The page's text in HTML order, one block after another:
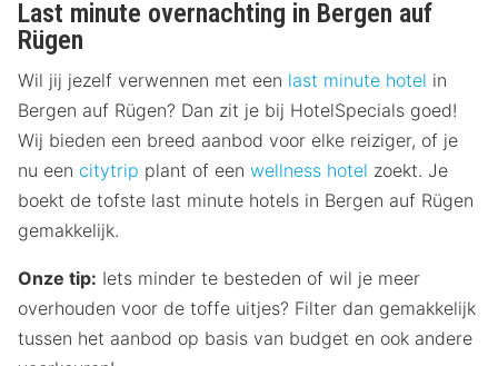
Last minute overnachting in Bergen auf
Rügen
Wil jij jezelf verwennen met een last minute hotel in
Bergen auf Rügen? Dan zit je bij HotelSpecials goed!
Wij bieden een breed aanbod voor elke reiziger, of je
nu een citytrip plant of een wellness hotel zoekt. Je
boekt de tofste last minute hotels in Bergen auf Rügen
gemakkelijk.
Onze tip: Iets minder te besteden of wil je meer
overhouden voor de toffe uitjes? Filter dan gemakkelijk
tussen het aanbod op basis van budget en ook andere